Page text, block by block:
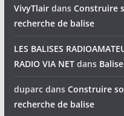
VivyTlairdans Construire
recherche de balise
LES BALISES
RADIO VIA NETdans
duparcdans Construire
recherche de balise